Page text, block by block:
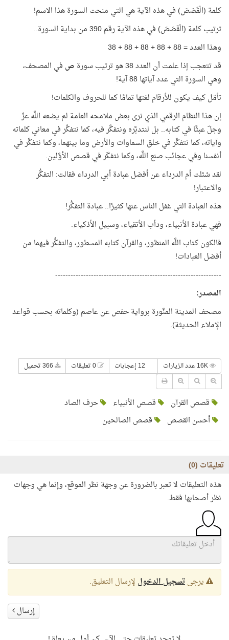
كلمة (الْقَصَصَ) في هذه الآية هي التي منحت السورة هذا الاسم!
ترتيب كلمة (الْقَصَصَ) في هذه الآية رقم 390 من بداية السورة..
وهذا العدد = 88 + 88 + 88 + 88 + 38
قد تتعجب إذا علمت أن العدد 38 هو ترتيب سورة
ص في المصحف،
وهي السورة التي عدد آياتها 88 آية!
تأمّل كيف يكون للأرقام لغتها تمامًا كما للحروف والكلمات!
إن هذا النظام الرقمي الذي نرى بعض ملامحه العامة لم يضعه اللَّه عزّ
وجلّ عبثًا في كتابه.. بل لنتدبَّره ونتفكَّر فيه، كما نتفكَّر في معاني كلماته
وآياته، كما نتفكَّر في خلق السماوات والأرض وما بينهما، وكما نتفكَّر في
أنفسنا وفي عجائب صنع اللَّه، وكما نتفكّر في قصص الأوَّلين.
لقد سُئلت أم الدرداء عن أفضل عبادة أبي الدرداء فقالت: التفكُّر
والاعتبار!
هذه العبادة التي غفل الناس عنها كثيرًا.. عبادة التفكُّر!
فهي عبادة الأنبياء، ودأب الأتقياء، وسبيل الأذكياء.
فالكون كتاب اللَّه المنظور، والقرآن كتابه المسطور، والتفكُّر فيهما من
أفضل العبادات!
-----------------------------------------------------------------
المصدر:
مصحف المدينة المنَّورة برواية حفص عن عاصم (وكلماته بحسب قواعد
الإملاء الحديثة).
12 إعجابات
قصص القرآن قصص الأنبياء
حرف الصاد
أحسن القصص
قصص الصالحين
تعليقات (0
)
هذه التعليقات لا تعبر بالضرورة عن وجهة نظر الموقع، وإنما هي وجهات
نظر أصحابها فقط.
يرجىتسجيل الدخول لإرسال التعليق.
إرسال